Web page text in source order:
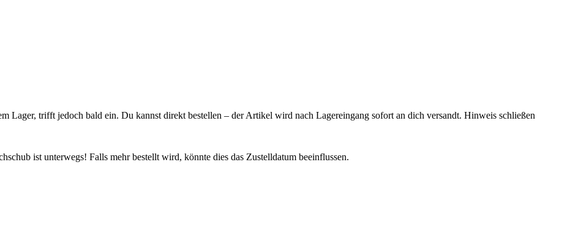
Lager, trifft jedoch bald ein. Du kannst direkt bestellen – der Artikel wird nach Lagereingang sofort an dich versandt. Hinweis schließen
ist unterwegs! Falls mehr bestellt wird, könnte dies das Zustelldatum beeinflussen.